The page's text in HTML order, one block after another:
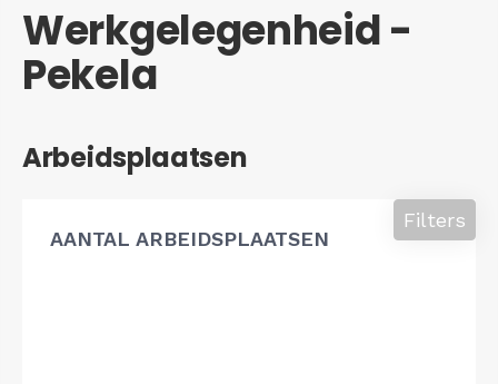
Werkgelegenheid -
Pekela
Arbeidsplaatsen
AANTAL ARBEIDSPLAATSEN
Filters